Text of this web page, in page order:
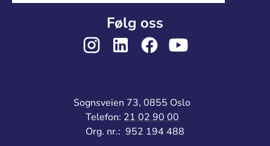
Følg oss
Sognsveien 73, 0855 Oslo
Telefon:21 02 90 00
Org. nr.: 952 194 488